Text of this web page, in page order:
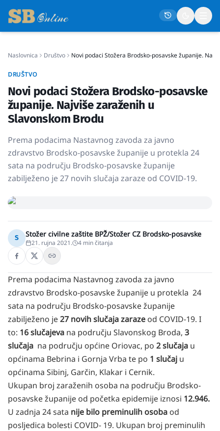
Politika
Gospodarstvo
Crna kronika
Sport
Osmrtnice
Naslovnica Društvo Novi podaci Stožera Brodsko-posavske županije.
DRUŠTVO
Novi podaci Stožera Brodsko-posavske
županije. Najviše zaraženih u
Slavonskom Brodu
Prema podacima Nastavnog zavoda za javno
zdravstvo Brodsko-posavske županije u protekla 24
sata na području Brodsko-posavske županije
zabilježeno je 27 novih slučaja zaraze od COVID-19.
S Stožer civilne zaštite BPŽ/Stožer CZ Brodsko-posavske
21. rujna 2021. 4 min čitanja
Prema podacima Nastavnog zavoda za javno
zdravstvo Brodsko-posavske županije u protekla 24
sata na području Brodsko-posavske županije
zabilježeno je27 novih slučaja zaraze od COVID-19. I
to: 16 slučajeva na području Slavonskog Broda, 3
slučaja na području općine Oriovac, po 2 slučaja u
općinama Bebrina i Gornja Vrba te po 1 slučaj u
općinama Sibinj, Garčin, Klakar i Cernik.
Ukupan broj zaraženih osoba na području Brodsko-
posavske županije od početka epidemije iznosi 12.946.
U zadnja 24 sata nije bilo preminulih osoba od
posljedica bolesti COVID- 19. Ukupan broj preminulih